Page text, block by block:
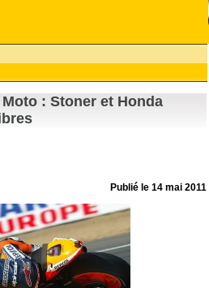
: Stoner et Honda
Publié le14 mai 2011